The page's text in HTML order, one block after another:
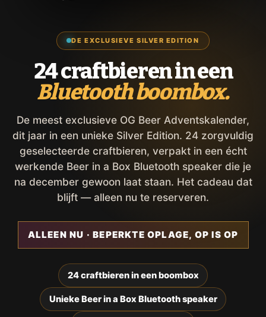
DE EXCLUSIEVE SILVER EDITION
24 craftbieren in een
Bluetooth boombox.
De meest exclusieve OG Beer Adventskalender,
dit jaar in een unieke Silver Edition. 24 zorgvuldig
geselecteerde craftbieren, verpakt in een écht
werkende Beer in a Box Bluetooth speaker die je
na december gewoon laat staan. Het cadeau dat
blijft — alleen nu te reserveren.
ALLEEN NU · BEPERKTE OPLAGE, OP IS OP
24 craftbieren in een boombox
Unieke Beer in a Box Bluetooth speaker